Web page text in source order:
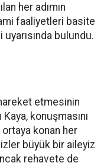
her adımın
faaliyetleri basite
bulundu.
etmesinin
konuşmasını
konan her
büyük bir aileyiz
rehavete de